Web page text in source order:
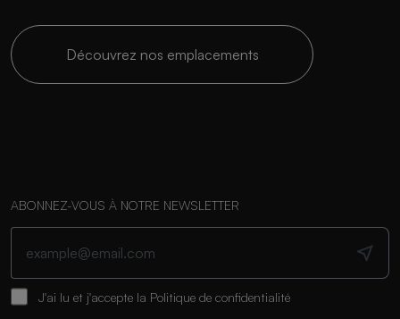
Découvrez nos emplacements
ABONNEZ-VOUS À NOTRE NEWSLETTER
J'ai lu et j'accepte la Politique de confidentialité